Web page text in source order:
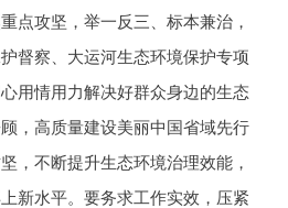
点攻坚，举一反三、标本兼治，
督察、大运河生态环境保护专项
用情用力解决好群众身边的生态
，高质量建设美丽中国省域先行
，不断提升生态环境治理效能，
新水平。要务求工作实效，压紧